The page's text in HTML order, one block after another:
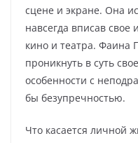
сцене и экране. Она
навсегда вписав свое
кино и театра. Фаина
проникнуть в суть
особенности с
бы безупречностью.
Что касается личной